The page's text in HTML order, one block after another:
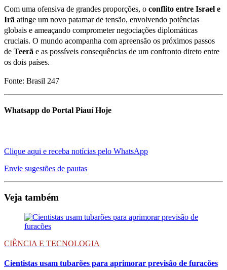
Com uma ofensiva de grandes proporções, o conflito entre Israel e
Irã atinge um novo patamar de tensão, envolvendo potências
globais e ameaçando comprometer negociações diplomáticas
cruciais. O mundo acompanha com apreensão os próximos passos
de Teerã e as possíveis consequências de um confronto direto entre
os dois países.
Fonte: Brasil 247
Whatsapp do Portal Piauí Hoje
Clique aqui e receba notícias pelo WhatsApp
Envie sugestões de pautas
Veja também
CIÊNCIA E TECNOLOGIA
Cientistas usam tubarões para aprimorar previsão de furacões